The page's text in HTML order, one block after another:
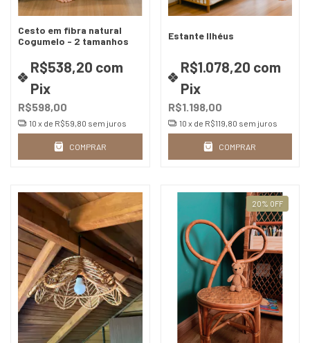
Cesto em fibra natural
Cogumelo - 2 tamanhos
R$598,00
R$538,20 com
Pix
10 x de R$59,80 sem juros
COMPRAR
Estante Ilhéus
R$1.198,00
R$1.078,20 com
Pix
10 x de R$119,80 sem juros
COMPRAR
20% OFF